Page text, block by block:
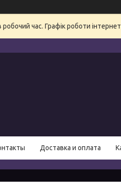
час. Графік роботи
Доставка и оплата